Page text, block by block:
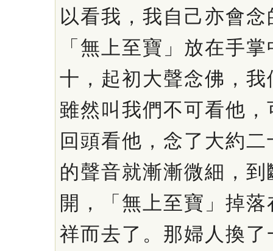
以看我，我自己亦會
「無上至寶」放在手
十，起初大聲念佛，
雖然叫我們不可看他
回頭看他，念了大約
的聲音就漸漸微細，
開，「無上至寶」掉
祥而去了。那婦人換